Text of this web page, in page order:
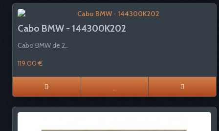
Cabo BMW - 144300K202
Cabo BMW de 2..
119,00 €